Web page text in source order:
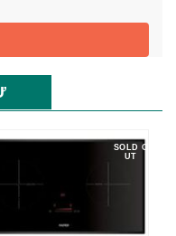
SOLD O
UT